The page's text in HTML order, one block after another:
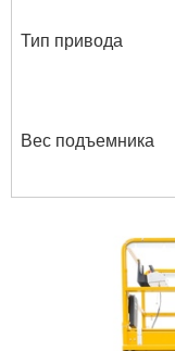
Тип привода
Вес подъемника